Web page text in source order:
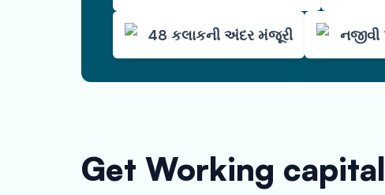
48 કલાકની અંદર મંજૂરી નજીવી
Get Working